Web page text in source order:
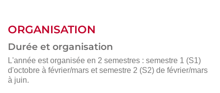
ORGANISATION
Durée et organisation
L'année est organisée en 2 semestres : semestre 1 (S1)
d'octobre à février/mars et semestre 2 (S2) de février/mars
à juin.